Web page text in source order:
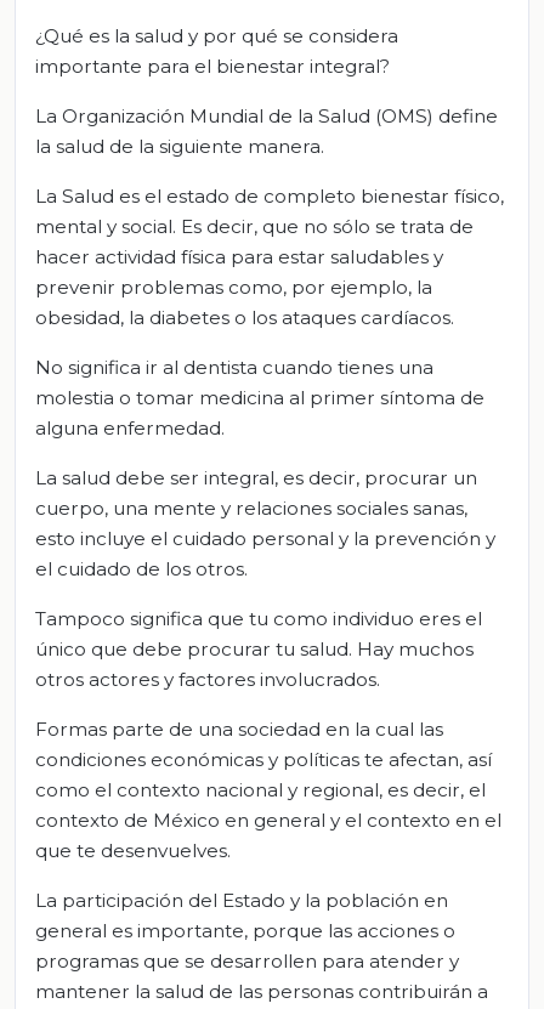
¿Qué es la salud y por qué se considera
importante para el bienestar integral?
La Organización Mundial de la Salud (OMS) define
la salud de la siguiente manera.
La Salud es el estado de completo bienestar físico,
mental y social. Es decir, que no sólo se trata de
hacer actividad física para estar saludables y
prevenir problemas como, por ejemplo, la
obesidad, la diabetes o los ataques cardíacos.
No significa ir al dentista cuando tienes una
molestia o tomar medicina al primer síntoma de
alguna enfermedad.
La salud debe ser integral, es decir, procurar un
cuerpo, una mente y relaciones sociales sanas,
esto incluye el cuidado personal y la prevención y
el cuidado de los otros.
Tampoco significa que tu como individuo eres el
único que debe procurar tu salud. Hay muchos
otros actores y factores involucrados.
Formas parte de una sociedad en la cual las
condiciones económicas y políticas te afectan, así
como el contexto nacional y regional, es decir, el
contexto de México en general y el contexto en el
que te desenvuelves.
La participación del Estado y la población en
general es importante, porque las acciones o
programas que se desarrollen para atender y
mantener la salud de las personas contribuirán a